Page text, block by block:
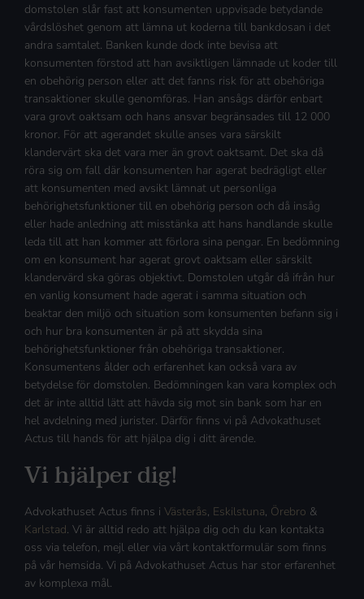
domstolen slår fast att konsumenten uppvisade betydande
vårdslöshet genom att lämna ut koderna till bankdosan i det
andra samtalet. Banken kunde dock inte bevisa att
konsumenten förstod att han avsiktligen lämnade ut koder till
en obehörig person eller att det fanns risk för att obehöriga
transaktioner skulle genomföras. Han ansågs därför enbart
vara grovt oaktsam och hans ansvar begränsades till 12 000
kronor. För att agerandet skulle anses vara särskilt
klandervärt ska det vara mer än grovt oaktsamt. Det ska då
röra sig om fall där konsumenten har agerat bedrägligt eller
att konsumenten med avsikt lämnat ut personliga
behörighetsfunktioner till en obehörig person och då insåg
eller hade anledning att misstänka att hans handlande skulle
leda till att han kommer att förlora sina pengar. En bedömning
om en konsument har agerat grovt oaktsam eller särskilt
klandervärd ska göras objektivt. Domstolen utgår då ifrån hur
en vanlig konsument hade agerat i samma situation och
beaktar den miljö och situation som konsumenten befann sig i
och hur bra konsumenten är på att skydda sina
behörighetsfunktioner från obehöriga transaktioner.
Konsumentens ålder och erfarenhet kan också vara av
betydelse för domstolen. Bedömningen kan vara komplex och
det är inte alltid lätt att hävda sig mot sin bank som har en
hel avdelning med jurister. Därför finns vi på Advokathuset
Actus till hands för att hjälpa dig i ditt ärende.
Vi hjälper dig!
Advokathuset Actus finns i Västerås, Eskilstuna, Örebro &
Karlstad. Vi är alltid redo att hjälpa dig och du kan kontakta
oss via telefon, mejl eller via vårt kontaktformulär som finns
på vår hemsida. Vi på Advokathuset Actus har stor erfarenhet
av komplexa mål.